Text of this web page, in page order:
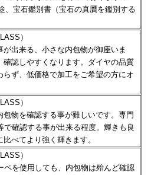
、宝石鑑別書（宝石の真贋を鑑別する
）
が出来る、小さな内包物が御座いま
認しやすくなります。 ダイヤの品質
らず、低価格で加工をご希望の方にオ
）
包物を確認する事が難しいです。専門
確認する事が出来る程度。 輝きも良
比べてより強く輝きます。
）
ペを使用しても、内包物は殆んど確認